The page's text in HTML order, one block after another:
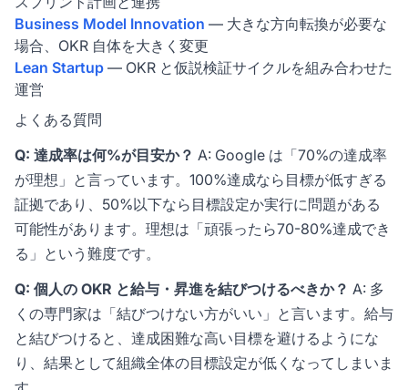
Business Model Innovation — 大きな方向転換が必要な
場合、OKR 自体を大きく変更
Lean Startup — OKR と仮説検証サイクルを組み合わせた
運営
よくある質問
Q: 達成率は何%が目安か？ A: Google は「70%の達成率
が理想」と言っています。100%達成なら目標が低すぎる
証拠であり、50%以下なら目標設定か実行に問題がある
可能性があります。理想は「頑張ったら70-80%達成でき
る」という難度です。
Q: 個人の OKR と給与・昇進を結びつけるべきか？ A: 多
くの専門家は「結びつけない方がいい」と言います。給与
と結びつけると、達成困難な高い目標を避けるようにな
り、結果として組織全体の目標設定が低くなってしまいま